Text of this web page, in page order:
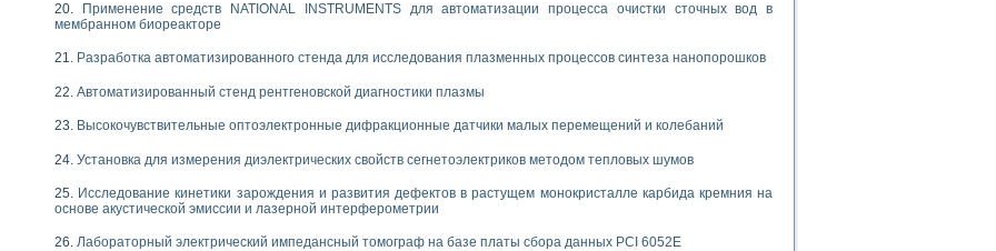
Применение средств NATIONAL INSTRUMENTS для автоматизации процесса очистки сточных вод в
мембранном биореакторе
Разработка автоматизированного стенда для исследования плазменных процессов синтеза нанопорошков
Автоматизированный стенд рентгеновской диагностики плазмы
Высокочувствительные оптоэлектронные дифракционные датчики малых перемещений и колебаний
Установка для измерения диэлектрических свойств сегнетоэлектриков методом тепловых шумов
Исследование кинетики зарождения и развития дефектов в растущем монокристалле карбида кремния на
основе акустической эмиссии и лазерной интерферометрии
Лабораторный электрический импедансный томограф на базе платы сбора данных PCI 6052E